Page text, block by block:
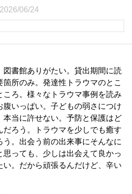
2026/06/24
図書館ありがたい。貸出期間に読
箇所のみ。発達性トラウマのとこ
ころ。様々なトラウマ事例を読み
腹いっぱい。子どもの弱さにつけ
本当に許せない。予防と保護はど
だろう。トラウマを少しでも癒す
う。出会う前の出来事にそんなに
思っても、少しは出会えて良かっ
い。だから頑張るんだけど、辛い